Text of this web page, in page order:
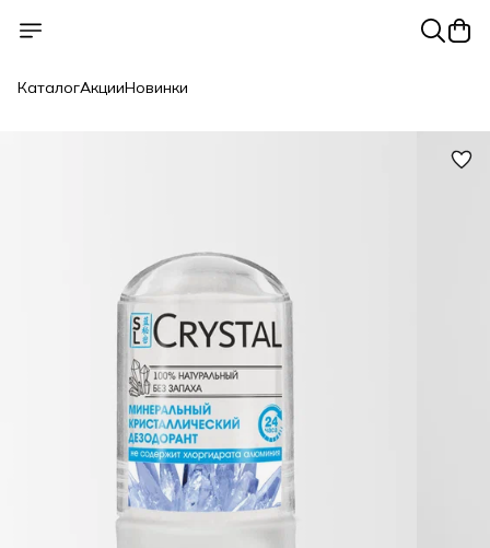
КаталогАкцииНовинки